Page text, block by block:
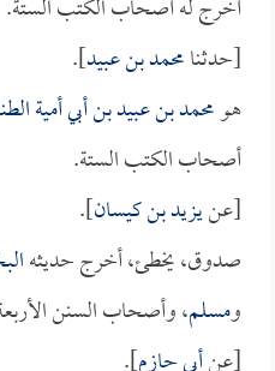
أخرج له أصحاب الكتب الستة.
[حدثنامحمد بن عبيد].
هومحمد بن عبيد بن أبي أمية
أصحاب الكتب الستة.
[عنيزيد بن كيسان].
صدوق، يخطئ، أخرج حديثه
ومسلم، وأصحاب السنن